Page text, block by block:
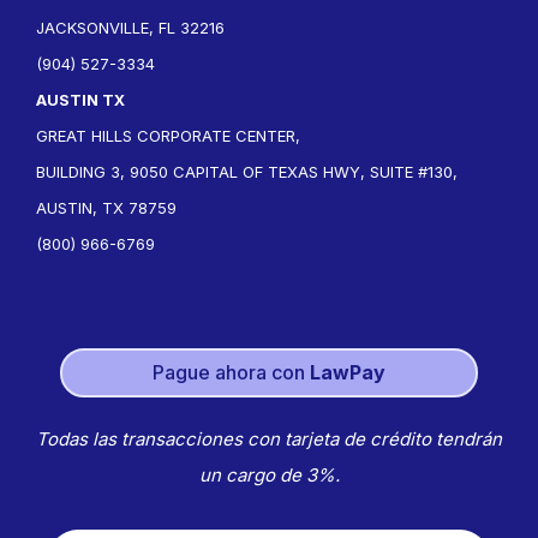
JACKSONVILLE, FL 32216
(904) 527-3334
AUSTIN TX
GREAT HILLS CORPORATE CENTER,
BUILDING 3, 9050 CAPITAL OF TEXAS HWY, SUITE #130,
AUSTIN, TX 78759
(800) 966-6769
Pague ahora con LawPay
Todas las transacciones con tarjeta de crédito tendrán
un cargo de 3%.